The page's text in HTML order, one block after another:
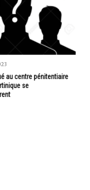
au centre pénitentiaire
se